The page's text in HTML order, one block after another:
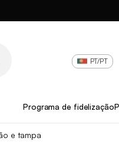
PT/PT
Programa de fidelização
e tampa